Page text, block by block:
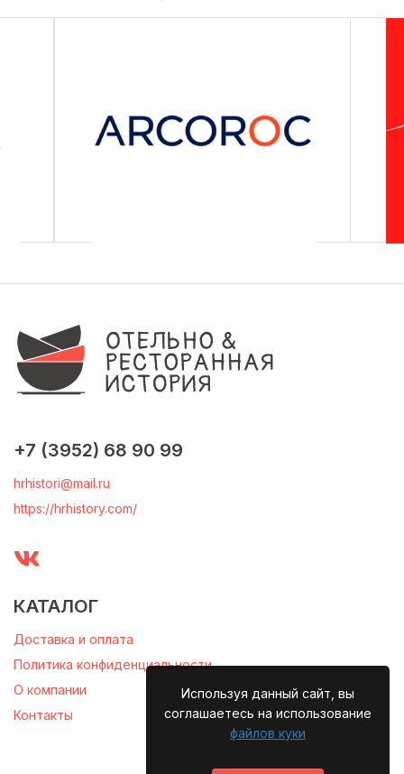
Используя данный сайт, вы
соглашаетесь на использование
файлов куки
+7 (3952) 68 90 99
hrhistori@mail.ru
https://hrhistory.com/
КАТАЛОГ
Доставка и оплата
Политика конфиденциальности
О компании
Контакты